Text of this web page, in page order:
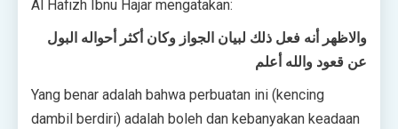
Al Hafizh Ibnu Hajar mengatakan:
والاظهر أنه فعل ذلك لبيان الجواز وكان أكثر أحواله البول
عن قعود والله أعلم
Yang benar adalah bahwa perbuatan ini (kencing
dambil berdiri) adalah boleh dan kebanyakan keadaan